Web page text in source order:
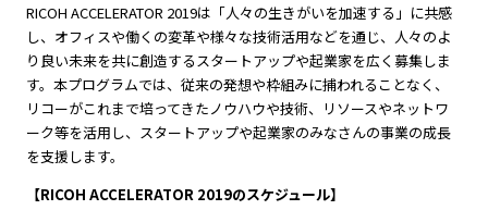
RICOH ACCELERATOR 2019は「人々の生きがいを加速する」に共感
し、オフィスや働くの変革や様々な技術活用などを通じ、人々のよ
り良い未来を共に創造するスタートアップや起業家を広く募集しま
す。本プログラムでは、従来の発想や枠組みに捕われることなく、
リコーがこれまで培ってきたノウハウや技術、リソースやネットワ
ーク等を活用し、スタートアップや起業家のみなさんの事業の成長
を支援します。
【RICOH ACCELERATOR 2019のスケジュール】